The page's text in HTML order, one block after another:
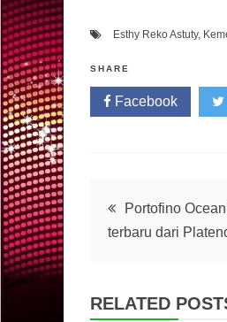
Esthy Reko Astuty,
SHARE
Facebook
PostPortofino
terbaru dari
RELATED